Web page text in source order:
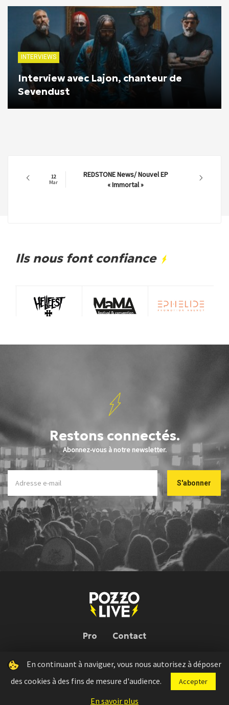
INTERVIEWS
Interview avec Lajon, chanteur de
Sevendust
12
Mar
REDSTONE News/ Nouvel EP
« Immortal »
Ils nous font confiance
Restons connectés.
Abonnez-vous à notre newsletter.
Pro Contact
Pozzo Live © 2026 | Conception : Pozzo Team, avec l'aide deBloop
Press kit Règlement concours Mentions légales
En continuant à naviguer, vous nous autorisez à déposer
des cookies à des fins de mesure d'audience.
Accepter
En savoir plus